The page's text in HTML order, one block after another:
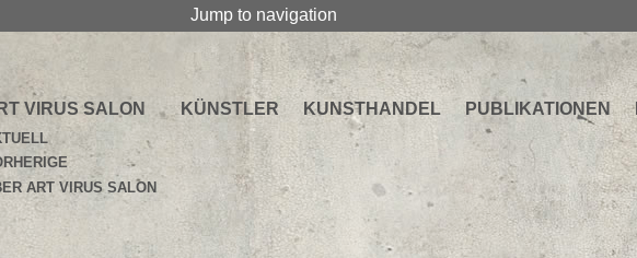
Jump to navigation
VIRUS SALON
ART VIRUS SALON
KÜNSTLER KUNSTHANDEL PUBLIKATIONEN